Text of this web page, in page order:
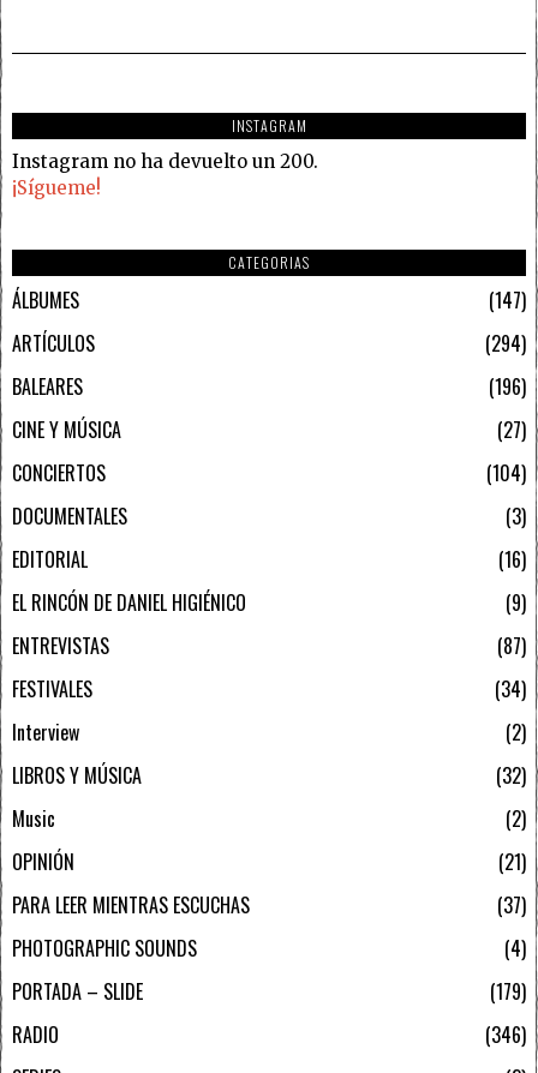
INSTAGRAM
Instagram no ha devuelto un 200.
¡Sígueme!
CATEGORIAS
ÁLBUMES
147
ARTÍCULOS
294
BALEARES
196
CINE Y MÚSICA
27
CONCIERTOS
104
DOCUMENTALES
3
EDITORIAL
16
EL RINCÓN DE DANIEL HIGIÉNICO
9
ENTREVISTAS
87
FESTIVALES
34
Interview
2
LIBROS Y MÚSICA
32
Music
2
OPINIÓN
21
PARA LEER MIENTRAS ESCUCHAS
37
PHOTOGRAPHIC SOUNDS
4
PORTADA – SLIDE
179
RADIO
346